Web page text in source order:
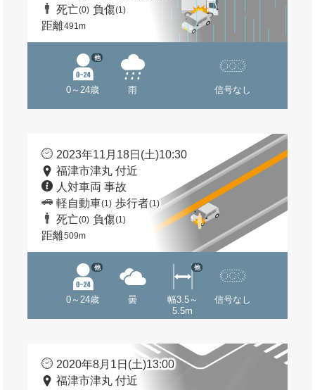
死亡(0) 負傷(1)
距離491m
0～24歳
他
雨 信号なし
2023年11月18日(土)10:30
福津市津丸 付近
人対車両 事故
軽自動車(1) 歩行者(1)
死亡(0) 負傷(1)
距離509m
0～24歳
他
曇
幅3.5～
5.5m
他
信号なし
2020年8月1日(土)13:00
福津市津丸 付近